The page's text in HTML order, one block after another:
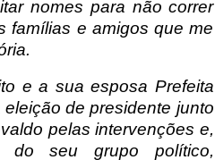
nomes para não correr
famílias e amigos que me
e a sua esposa Prefeita
de presidente junto
pelas intervenções e,
do seu grupo político,